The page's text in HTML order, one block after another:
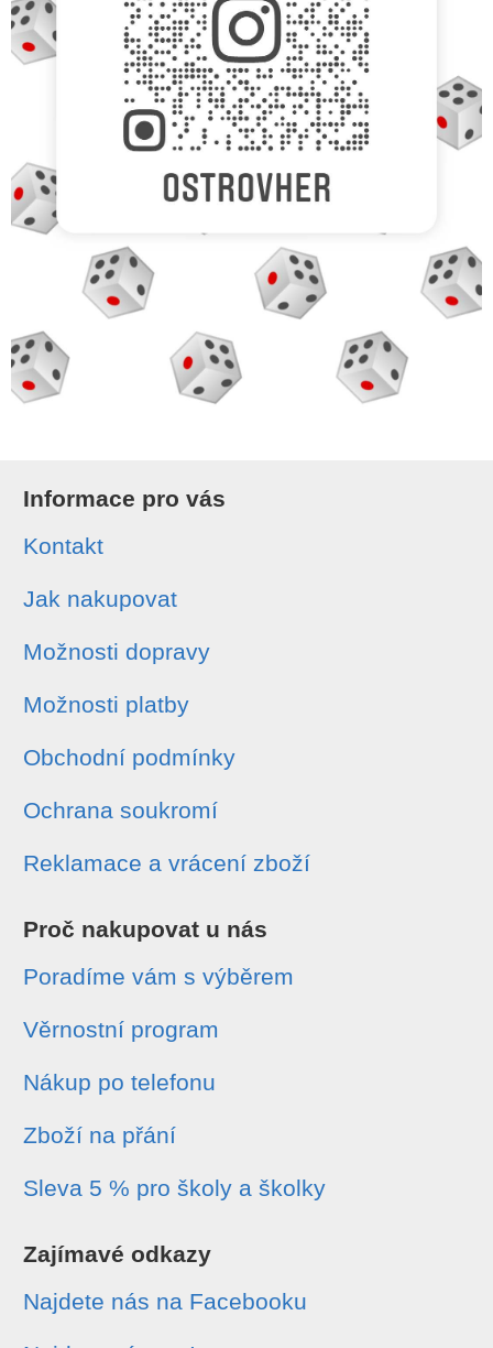
Informace pro vás
Kontakt
Jak nakupovat
Možnosti dopravy
Možnosti platby
Obchodní podmínky
Ochrana soukromí
Reklamace a vrácení zboží
Proč nakupovat u nás
Poradíme vám s výběrem
Věrnostní program
Nákup po telefonu
Zboží na přání
Sleva 5 % pro školy a školky
Zajímavé odkazy
Najdete nás na Facebooku